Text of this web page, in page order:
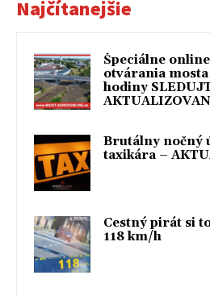
Najčítanejšie
Špeciálne
otvárania mosta
hodiny
Brutálny nočný
taxikára –
Cestný pirát si
118 km/h